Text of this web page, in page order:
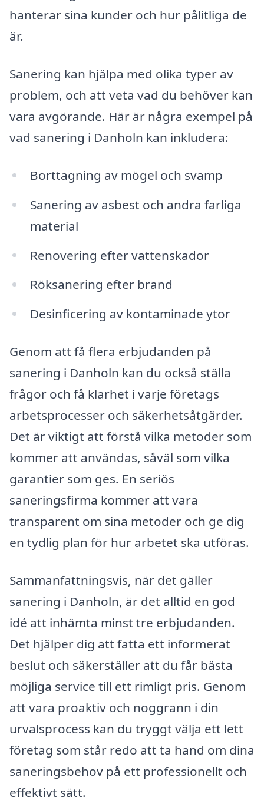
hanterar sina kunder och hur pålitliga de
är.
Sanering kan hjälpa med olika typer av
problem, och att veta vad du behöver kan
vara avgörande. Här är några exempel på
vad sanering i Danholn kan inkludera:
Borttagning av mögel och svamp
Sanering av asbest och andra farliga
material
Renovering efter vattenskador
Röksanering efter brand
Desinficering av kontaminade ytor
Genom att få flera erbjudanden på
sanering i Danholn kan du också ställa
frågor och få klarhet i varje företags
arbetsprocesser och säkerhetsåtgärder.
Det är viktigt att förstå vilka metoder som
kommer att användas, såväl som vilka
garantier som ges. En seriös
saneringsfirma kommer att vara
transparent om sina metoder och ge dig
en tydlig plan för hur arbetet ska utföras.
Sammanfattningsvis, när det gäller
sanering i Danholn, är det alltid en god
idé att inhämta minst tre erbjudanden.
Det hjälper dig att fatta ett informerat
beslut och säkerställer att du får bästa
möjliga service till ett rimligt pris. Genom
att vara proaktiv och noggrann i din
urvalsprocess kan du tryggt välja ett lett
företag som står redo att ta hand om dina
saneringsbehov på ett professionellt och
effektivt sätt.